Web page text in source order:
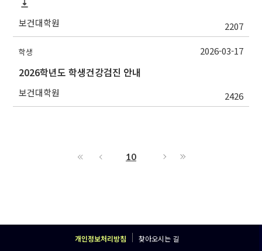
보건대학원 2207
학생
2026학년도 학생건강검진 안내
보건대학원 2426
2026-03-17
10
개인정보처리방침 찾아오시는 길